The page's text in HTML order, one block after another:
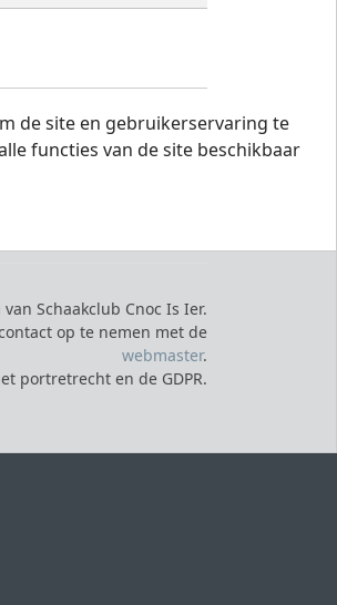
Schaakclub Cnoc Is Ier.
op te nemen met de
webmaster.
portretrecht en de GDPR.
de site en gebruikerservaring te
functies van de site beschikbaar